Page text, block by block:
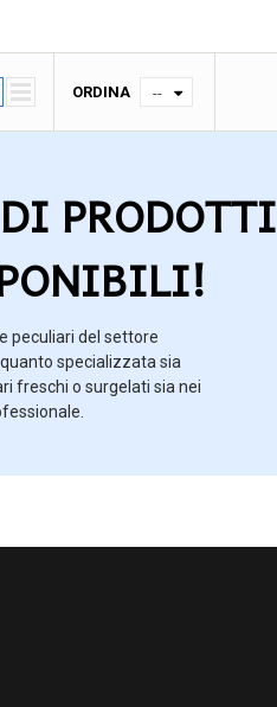
ORDINA --
PRODOTTI
peculiari del settore
specializzata sia
freschi o surgelati sia nei